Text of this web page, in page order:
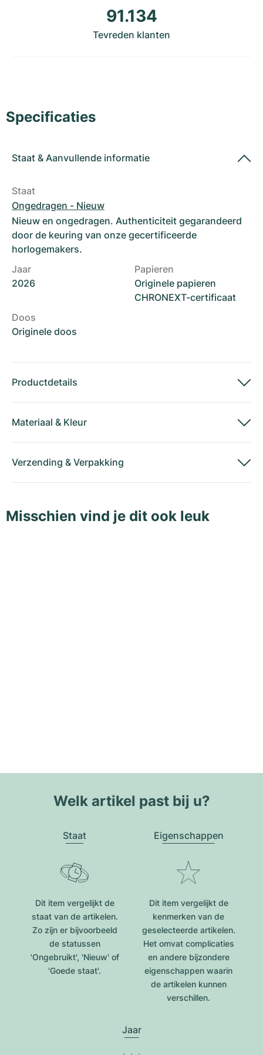
91.134
Tevreden klanten
Specificaties
Staat & Aanvullende informatie
Staat
Ongedragen - Nieuw
Nieuw en ongedragen. Authenticiteit gegarandeerd
door de keuring van onze gecertificeerde
horlogemakers.
Jaar
2026
Papieren
Originele papieren
CHRONEXT-certificaat
Doos
Originele doos
Productdetails
Materiaal & Kleur
Verzending & Verpakking
Misschien vind je dit ook leuk
Welk artikel past bij u?
Staat
Dit item vergelijkt de
staat van de artikelen.
Zo zijn er bijvoorbeeld
de statussen
'Ongebruikt', 'Nieuw' of
'Goede staat'.
Eigenschappen
Dit item vergelijkt de
kenmerken van de
geselecteerde artikelen.
Het omvat complicaties
en andere bijzondere
eigenschappen waarin
de artikelen kunnen
verschillen.
Jaar